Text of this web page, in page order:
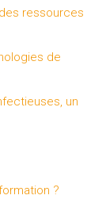
ressources
de
un
?